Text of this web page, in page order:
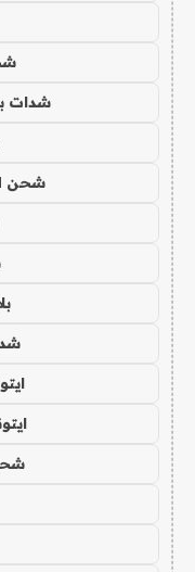
شدات
شحن